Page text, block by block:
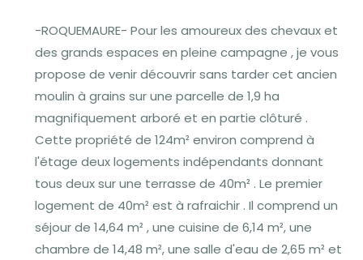
-ROQUEMAURE- Pour les amoureux des chevaux et
des grands espaces en pleine campagne , je vous
propose de venir découvrir sans tarder cet ancien
moulin à grains sur une parcelle de 1,9 ha
magnifiquement arboré et en partie clôturé .
Cette propriété de 124m² environ comprend à
l'étage deux logements indépendants donnant
tous deux sur une terrasse de 40m² . Le premier
logement de 40m² est à rafraichir . Il comprend un
séjour de 14,64 m² , une cuisine de 6,14 m², une
chambre de 14,48 m², une salle d'eau de 2,65 m² et